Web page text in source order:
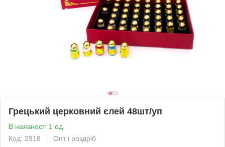
Грецький церковний єлей 48шт/уп
В наявності 1 од.
Код: 2918
Опт і роздріб